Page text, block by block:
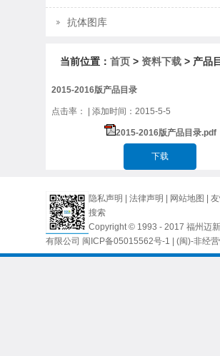
抗体图库
当前位置： 首页 > 资料下载 > 产品
2015-2016版产品目录
点击率： | 添加时间：2015-5-5
2015-2016版产品目录.pdf
下载
隐私声明 法律声明 网站地图
搜索
Copyright © 1993 - 2017 福州迈
有限公司 闽ICP备05015562号-1 | (闽)-非经